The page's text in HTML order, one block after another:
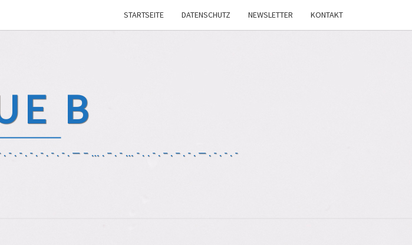
STARTSEITE DATENSCHUTZ NEWSLETTER KONTAKT
B
.-.-.-.-.-.—–….–.-…-..-.–.–.-.—.-.-.-